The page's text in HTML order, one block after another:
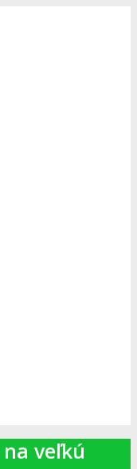
veľkú